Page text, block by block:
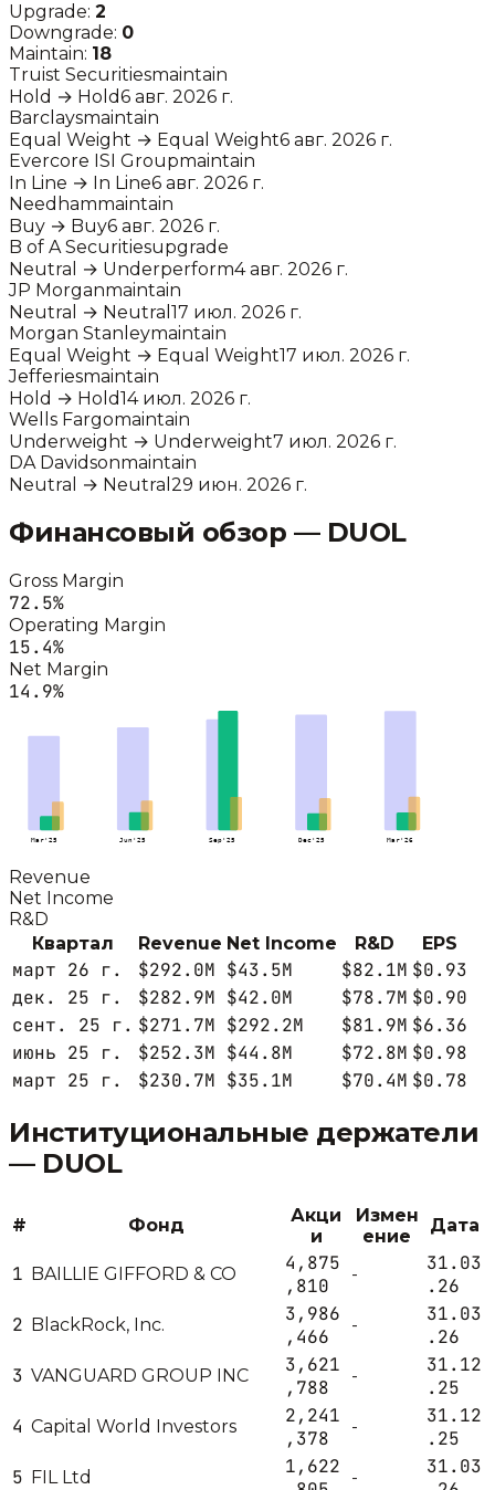
Upgrade: 2
Downgrade: 0
Maintain: 18
Truist Securitiesmaintain
Hold → Hold6 авг. 2026 г.
Barclaysmaintain
Equal Weight → Equal Weight6 авг. 2026 г.
Evercore ISI Groupmaintain
In Line → In Line6 авг. 2026 г.
Needhammaintain
Buy → Buy6 авг. 2026 г.
B of A Securitiesupgrade
Neutral
→ Underperform4 авг. 2026 г.
JP Morganmaintain
Neutral
→ Neutral 17 июл. 2026 г.
Morgan Stanleymaintain
Equal Weight → Equal Weight17 июл. 2026 г.
Jefferiesmaintain
Hold → Hold14 июл. 2026 г.
Wells Fargomaintain
Underweight → Underweight7 июл. 2026 г.
DA Davidsonmaintain
Neutral
→ Neutral 29 июн. 2026 г.
Финансовый обзор — DUOL
Gross Margin
72.5%
Operating Margin
15.4%
Net Margin
14.9%
Mar'25 Jun'25 Sep'25 Dec'25 Mar'26
Revenue
Net Income
R&D
Квартал
Revenue Net Income R&D EPS
март 26 г. $292.0M $43.5M $82.1M $0.93
дек. 25 г.
$282.9M $42.0M $78.7M $0.90
сент. 25 г. $271.7M $292.2M $81.9M $6.36
июнь 25 г.
$252.3M $44.8M $72.8M $0.98
март 25 г.
$230.7M $35.1M $70.4M $0.78
Институциональные держатели
— DUOL
# Фонд
Акци
и
Измен
ение
Дата
1 BAILLIE GIFFORD & CO
4,875
,810
-
31.03
.26
2 BlackRock, Inc.
3,986
,466
-
31.03
.26
3 VANGUARD GROUP INC
3,621
,788
-
31.12
.25
4 Capital World Investors
2,241
,378
-
31.12
.25
5 FIL Ltd
1,622
-
31.03